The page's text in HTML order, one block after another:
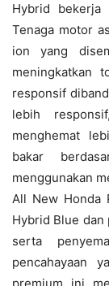
Hybrid bekerja
Tenaga motor
ion yang
meningkatkan
responsif
lebih
menghemat
bakar
menggunakan
All New Honda
Hybrid Blue
serta
pencahayaan